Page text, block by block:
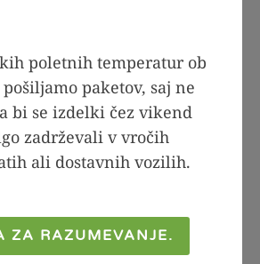
zmešamo skupaj suhe
dodamo še kremni sir in
z vilicami, da dobimo
zmes. Na koncu dodamo še
vgnetemo testo.
poletnih temperatur ob
paketov, saj ne
bi se izdelki čez vikend
zadrževali v vročih
ali dostavnih vozilih.
ZA RAZUMEVANJE.